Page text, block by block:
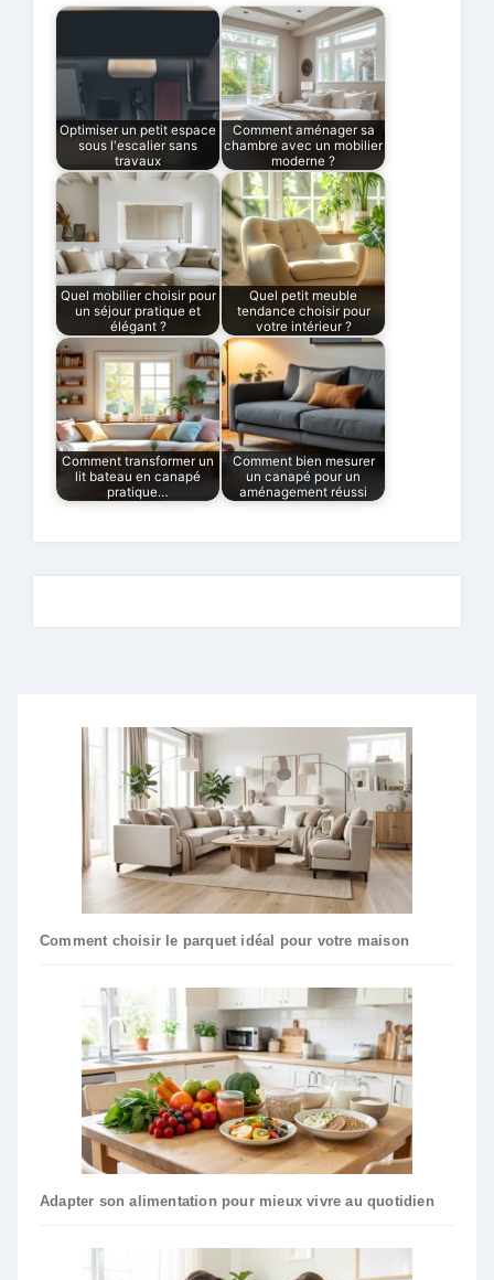
Optimiser un petit espace
sous l'escalier sans
travaux
Comment aménager sa
chambre avec un mobilier
moderne ?
Quel mobilier choisir pour
un séjour pratique et
élégant ?
Quel petit meuble
tendance choisir pour
votre intérieur ?
Comment transformer un
lit bateau en canapé
pratique…
Comment bien mesurer
un canapé pour un
aménagement réussi
Comment choisir le parquet idéal pour votre maison
Adapter son alimentation pour mieux vivre au quotidien